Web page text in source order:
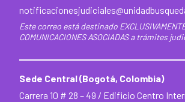
Este correo está destinado
COMUNICACIONES ASOCIADAS a trámites
Sede Central (Bogotá, Colombia)
Carrera 10 # 28 – 49 / Edificio Centro